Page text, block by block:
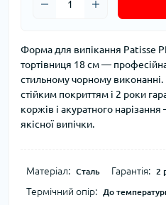
Форма для випікання Patisse
тортівниця 18 см —
стильному чорному виконанні.
стійким покриттям і 2 роки
коржів і акуратного
якісної випічки.
Матеріал: Сталь Гарантія: 2
Термічний опір: До